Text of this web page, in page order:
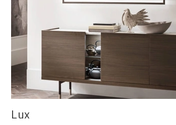
Lux